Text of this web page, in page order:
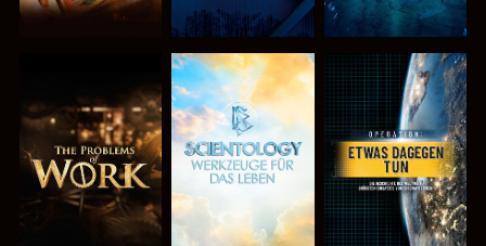
SERIE
ENTDECKEN
SERIE
ENTDECKEN
ANSEHEN